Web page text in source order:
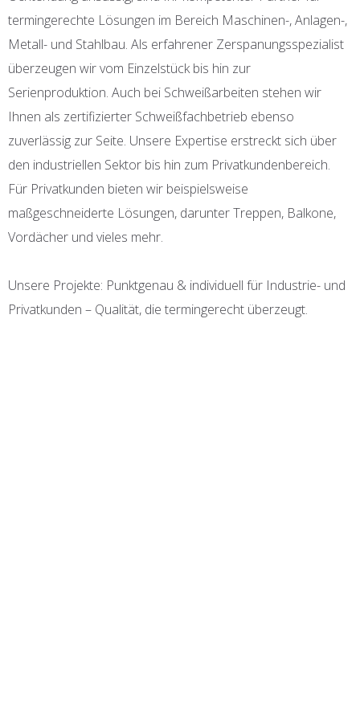
termingerechte Lösungen im Bereich Maschinen-, Anlagen-,
Metall- und Stahlbau. Als erfahrener Zerspanungsspezialist
überzeugen wir vom Einzelstück bis hin zur
Serienproduktion. Auch bei Schweißarbeiten stehen wir
Ihnen als zertifizierter Schweißfachbetrieb ebenso
zuverlässig zur Seite. Unsere Expertise erstreckt sich über
den industriellen Sektor bis hin zum Privatkundenbereich.
Für Privatkunden bieten wir beispielsweise
maßgeschneiderte Lösungen, darunter Treppen, Balkone,
Vordächer und vieles mehr.
Unsere Projekte: Punktgenau & individuell für Industrie- und
Privatkunden – Qualität, die termingerecht überzeugt.